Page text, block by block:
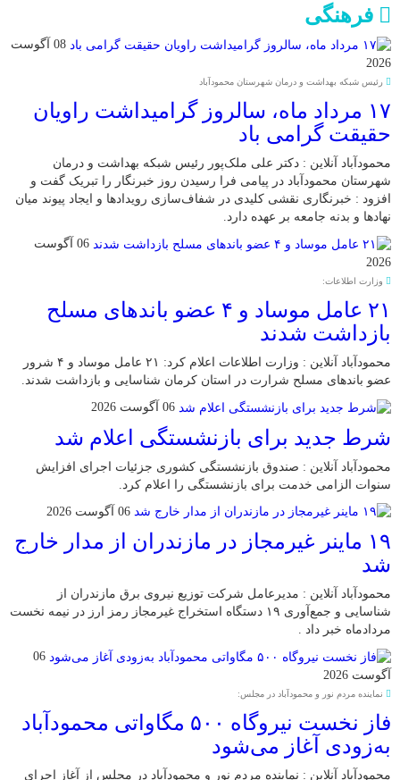
فرهنگی
08 آگوست
2026
رئیس شبکه بهداشت و درمان شهرستان محمودآباد
۱۷ مرداد ماه، سالروز گرامیداشت راویان
حقیقت گرامی باد
محمودآباد آنلاین : دکتر علی ملک‌پور رئیس شبکه بهداشت و درمان
شهرستان محمودآباد در پیامی فرا رسیدن روز خبرنگار را تبریک گفت و
افزود : خبرنگاری نقشی کلیدی در شفاف‌سازی رویدادها و ایجاد پیوند میان
نهادها و بدنه جامعه بر عهده دارد.
06 آگوست
2026
وزارت اطلاعات:
۲۱ عامل موساد و ۴ عضو باند‌های مسلح
بازداشت شدند
محمودآباد آنلاین : وزارت اطلاعات اعلام کرد: ۲۱ عامل موساد و ۴ شرور
عضو باند‌های مسلح شرارت در استان کرمان شناسایی و بازداشت شدند.
06 آگوست 2026
شرط جدید برای بازنشستگی اعلام شد
محمودآباد آنلاین : صندوق بازنشستگی کشوری جزئیات اجرای افزایش
سنوات الزامی خدمت برای بازنشستگی را اعلام کرد.
06 آگوست 2026
۱۹ ماینر غیرمجاز در مازندران از مدار خارج
شد
محمودآباد آنلاین : مدیرعامل شرکت توزیع نیروی برق مازندران از
شناسایی و جمع‌آوری ۱۹ دستگاه استخراج غیرمجاز رمز ارز در نیمه نخست
مردادماه خبر داد .
06
آگوست 2026
نماینده مردم نور و محمودآباد در مجلس:
فاز نخست نیروگاه ۵۰۰ مگاواتی محمودآباد
به‌زودی آغاز می‌شود
محمودآباد آنلاین : نماینده مردم نور و محمودآباد در مجلس از آغاز اجرای